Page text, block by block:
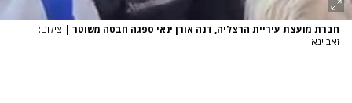
חברת מועצת עיריית הרצליה, דנה אורן ינאי ספגה חבטה משוטר | צילום:
זאב ינאי